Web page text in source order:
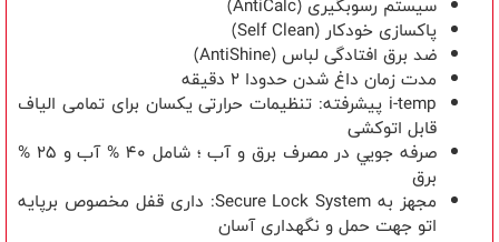
سیستم رسوبگیری (AntiCalc
)
پاکسازی خودکار (Self Clean
)
ضد برق افتادگی لباس (AntiShine
)
مدت زمان داغ شدن حدودا 2 دقیقه
i-temp پیشرفته: تنظیمات حرارتی یکسان برای تمامی الیاف
قابل اتوکشی
صرفه جويي در مصرف برق و آب ؛ شامل 40 % آب و
25
%
برق
مجهز به Secure Lock System: داری قفل مخصوص برپايه
اتو جهت حمل و نگهداری آسان